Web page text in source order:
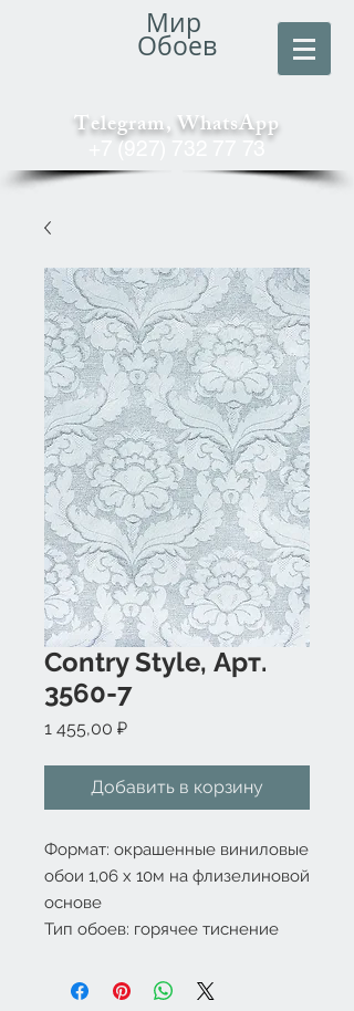
Мир
Обоев
Telegram, WhatsApp
+7 (927) 732 77 73
Contry Style, Арт.
3560-7
1 455,00 ₽Цена
Добавить в корзину
Формат: окрашенные виниловые
обои 1,06 x 10м на флизелиновой
основе
Тип обоев: горячее тиснение